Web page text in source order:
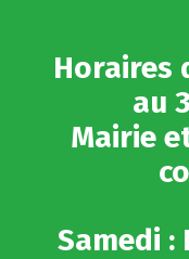
Horaires
au
Mairie
Samedi :